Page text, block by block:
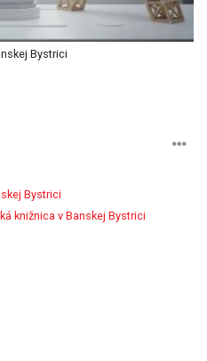
Bystrici
Bystrici
knižnica v Banskej Bystrici